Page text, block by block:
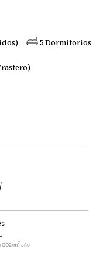
5 Dormitorios
CO2/m2año